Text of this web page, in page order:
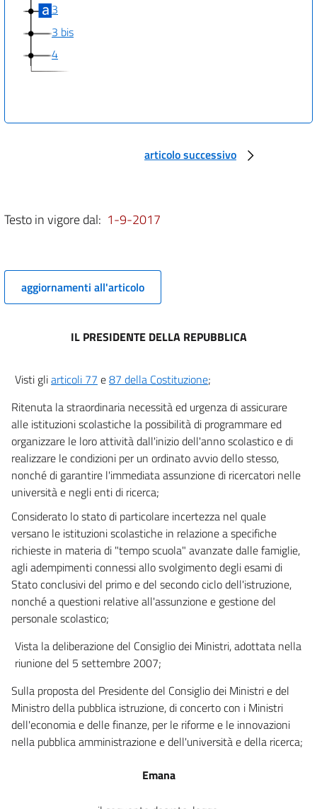
3
3 bis
4
articolo successivo
Testo in vigore dal: 1-9-2017
aggiornamenti all'articolo
IL PRESIDENTE DELLA REPUBBLICA
Visti gliarticoli 77 e87 della Costituzione;
Ritenuta la straordinaria necessità ed urgenza di assicurare
alle istituzioni scolastiche la possibilità di programmare ed
organizzare le loro attività dall'inizio dell'anno scolastico e di
realizzare le condizioni per un ordinato avvio dello stesso,
nonché di garantire l'immediata assunzione di ricercatori nelle
università e negli enti di ricerca;
Considerato lo stato di particolare incertezza nel quale
versano le istituzioni scolastiche in relazione a specifiche
richieste in materia di "tempo scuola" avanzate dalle famiglie,
agli adempimenti connessi allo svolgimento degli esami di
Stato conclusivi del primo e del secondo ciclo dell'istruzione,
nonché a questioni relative all'assunzione e gestione del
personale scolastico;
Vista la deliberazione del Consiglio dei Ministri, adottata nella
riunione del 5 settembre 2007;
Sulla proposta del Presidente del Consiglio dei Ministri e del
Ministro della pubblica istruzione, di concerto con i Ministri
dell'economia e delle finanze, per le riforme e le innovazioni
nella pubblica amministrazione e dell'università e della ricerca;
Emana